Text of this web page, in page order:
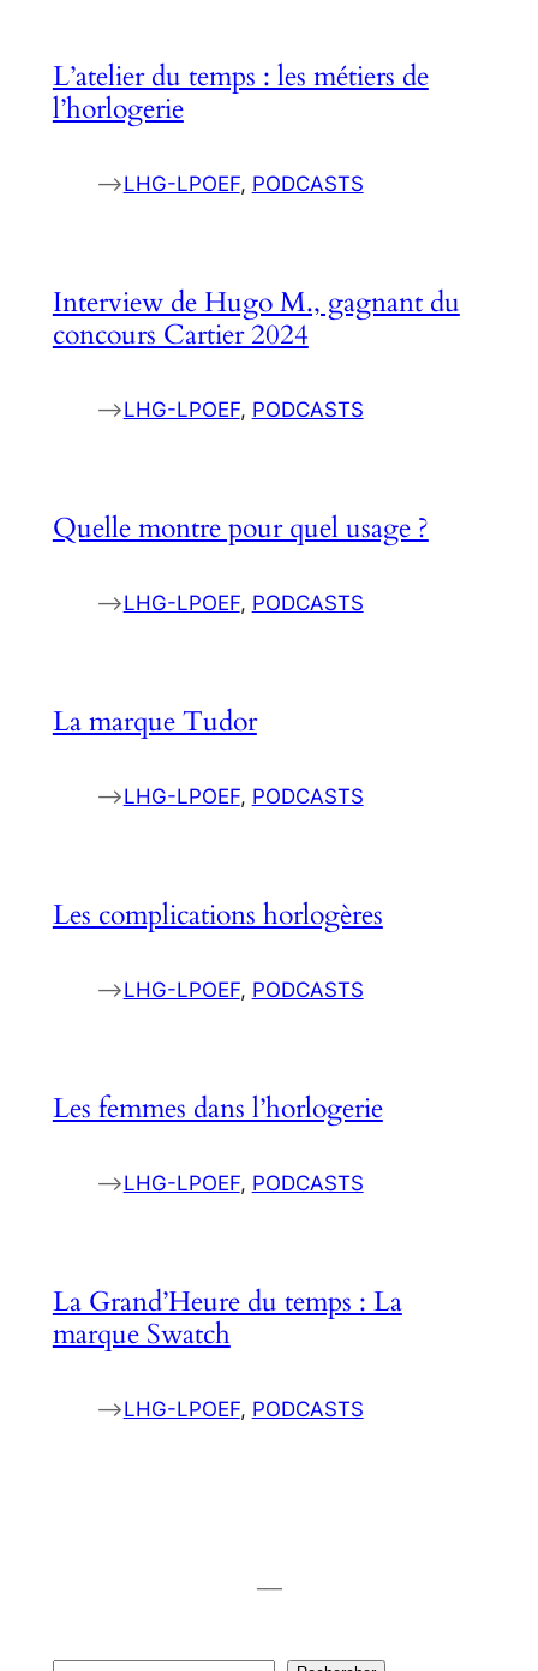
L’atelier du temps : les métiers de
l’horlogerie
–>LHG-LPOEF, PODCASTS
Interview de Hugo M., gagnant du
concours Cartier 2024
–>LHG-LPOEF, PODCASTS
Quelle montre pour quel usage ?
–>LHG-LPOEF, PODCASTS
La marque Tudor
–>LHG-LPOEF, PODCASTS
Les complications horlogères
–>LHG-LPOEF, PODCASTS
Les femmes dans l’horlogerie
–>LHG-LPOEF, PODCASTS
La Grand’Heure du temps : La
marque Swatch
–>LHG-LPOEF, PODCASTS